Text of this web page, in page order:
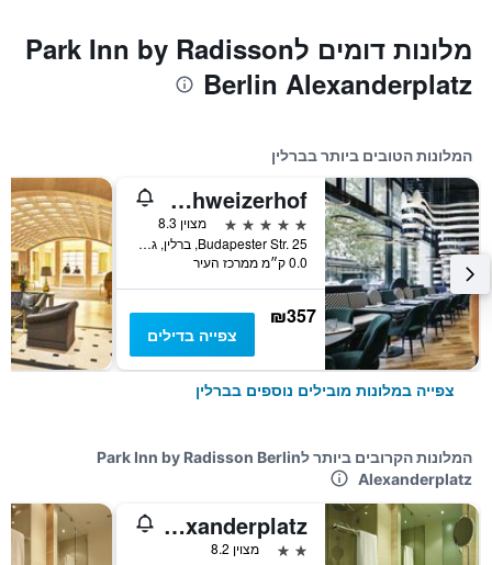
מלונות דומים לPark Inn by Radisson
Berlin Alexanderplatz
המלונות הטובים ביותר בברלין
Pullman Berlin Schweizerhof
5 כוכבים
מצוין 8.3
Budapester Str. 25, ברלין, גרמניה
0.0 ק״מ ממרכז העיר
₪357
צפייה בדילים
צפייה במלונות מובילים נוספים בברלין
המלונות הקרובים ביותר לPark Inn by Radisson Berlin
Alexanderplatz
H2 Hotel Berlin Alexanderplatz
2 כוכבים
מצוין 8.2